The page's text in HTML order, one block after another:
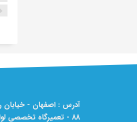
88 - تعمیرگاه تخصصی لوازم خانگی الو تعمیر